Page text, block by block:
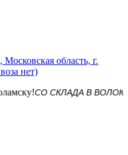
область, г.
нет)
СО СКЛАДА В